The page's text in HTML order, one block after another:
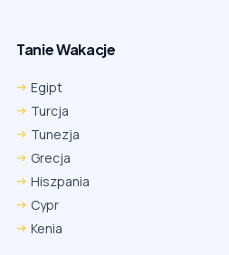
Tanie Wakacje
Egipt
Turcja
Tunezja
Grecja
Hiszpania
Cypr
Kenia